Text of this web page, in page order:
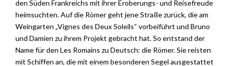
den Süden Frankreichs mit ihrer Eroberungs- und Reisefreude
heimsuchten. Auf die Römer geht jene Straße zurück, die am
Weingarten „Vignes des Deux Soleils“ vorbeiführt und Bruno
und Damien zu ihrem Projekt gebracht hat. So entstand der
Name für den Les Romains zu Deutsch: die Römer. Sie reisten
mit Schiffen an, die mit einem besonderen Segel ausgestattet